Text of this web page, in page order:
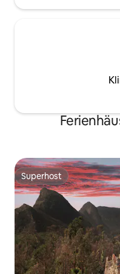
Superhost
Superhost